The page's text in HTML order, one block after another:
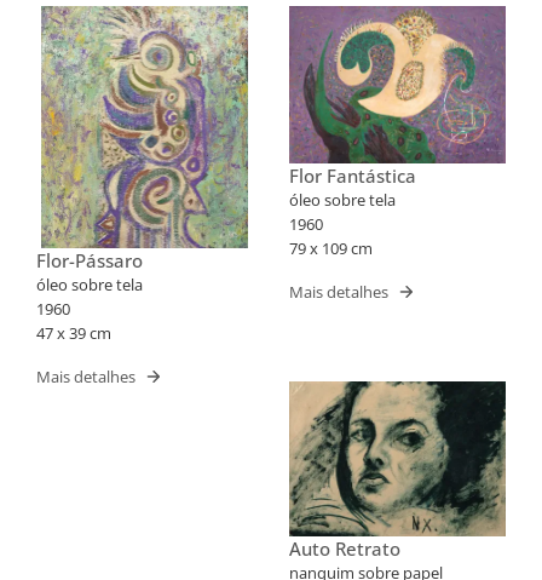
Flor-Pássaro
óleo sobre tela
1960
47 x 39 cm
Mais detalhes
Flor Fantástica
óleo sobre tela
1960
79 x 109 cm
Mais detalhes
Auto Retrato
nanquim sobre papel